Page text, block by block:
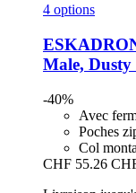
4 options
Male, Dusty
-40%
Avec
Poches
Col
CHF 55.26